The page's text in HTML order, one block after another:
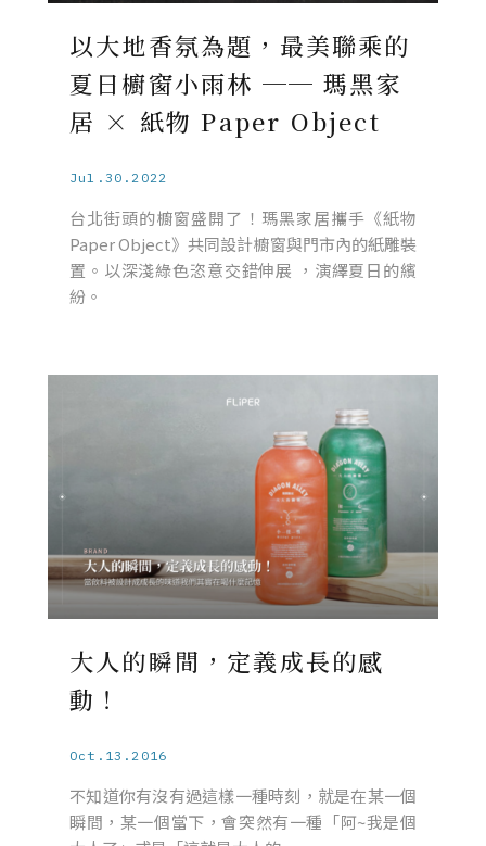
以大地香氛為題，最美聯乘的
夏日櫥窗小雨林 ── 瑪黑家
居 × 紙物 Paper Object
Jul.30.2022
台北街頭的櫥窗盛開了！瑪黑家居攜手《紙物
Paper Object》共同設計櫥窗與門市內的紙雕裝
置。以深淺綠色恣意交錯伸展 ，演繹夏日的繽
紛。
大人的瞬間，定義成長的感
動！
Oct.13.2016
不知道你有沒有過這樣一種時刻，就是在某一個
瞬間，某一個當下，會突然有一種「阿~我是個